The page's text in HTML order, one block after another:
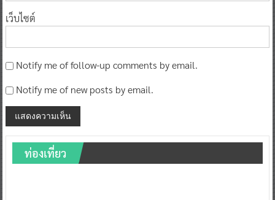
เว็บไซต์
Notify me of follow-up comments by email.
Notify me of new posts by email.
ท่องเที่ยว